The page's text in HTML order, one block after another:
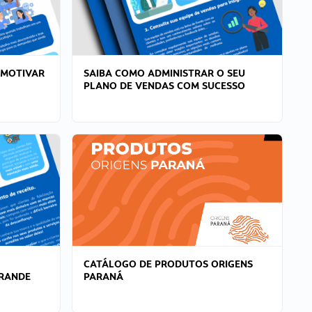
SAIBA COMO ADMINISTRAR O SEU
PLANO DE VENDAS COM SUCESSO
CATÁLOGO DE PRODUTOS ORIGENS
PARANÁ